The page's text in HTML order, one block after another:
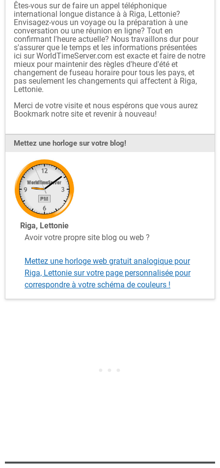
Êtes-vous sur de faire un appel téléphonique
international longue distance à à Riga, Lettonie?
Envisagez-vous un voyage ou la préparation à une
conversation ou une réunion en ligne? Tout en
confirmant l'heure actuelle? Nous travaillons dur pour
s'assurer que le temps et les informations présentées
ici sur WorldTimeServer.com est exacte et faire de notre
mieux pour maintenir des règles d'heure d'été et
changement de fuseau horaire pour tous les pays, et
pas seulement les changements qui affectent à Riga,
Lettonie.
Merci de votre visite et nous espérons que vous aurez
Bookmark notre site et revenir à nouveau!
Mettez une horloge sur votre blog!
Riga, Lettonie
Avoir votre propre site blog ou web ?
Mettez une horloge web gratuit analogique pour
Riga, Lettonie sur votre page personnalisée pour
correspondre à votre schéma de couleurs !